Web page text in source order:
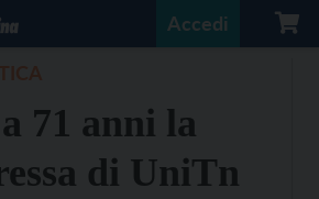
Accedi
71 anni la
di UniTn